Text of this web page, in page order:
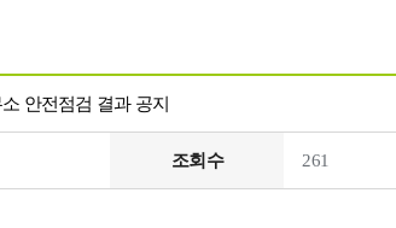
안전점검 결과 공지
조회수 261